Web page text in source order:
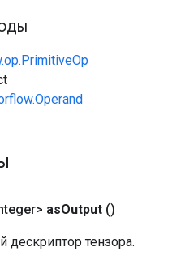
asOutput ()
дескриптор тензора.